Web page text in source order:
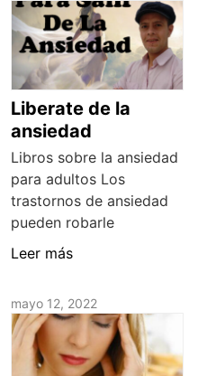
Liberate de la
ansiedad
Libros sobre la ansiedad
para adultos Los
trastornos de ansiedad
pueden robarle
Leer más
mayo 12, 2022